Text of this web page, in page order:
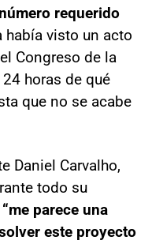
requerido
había visto un acto
Congreso de la
horas de qué
que no se acabe
Daniel Carvalho,
todo su
“me parece una
este proyecto